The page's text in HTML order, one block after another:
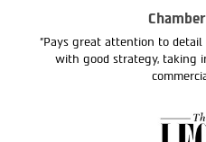
"Pays great attention to detail
with good strategy, taking